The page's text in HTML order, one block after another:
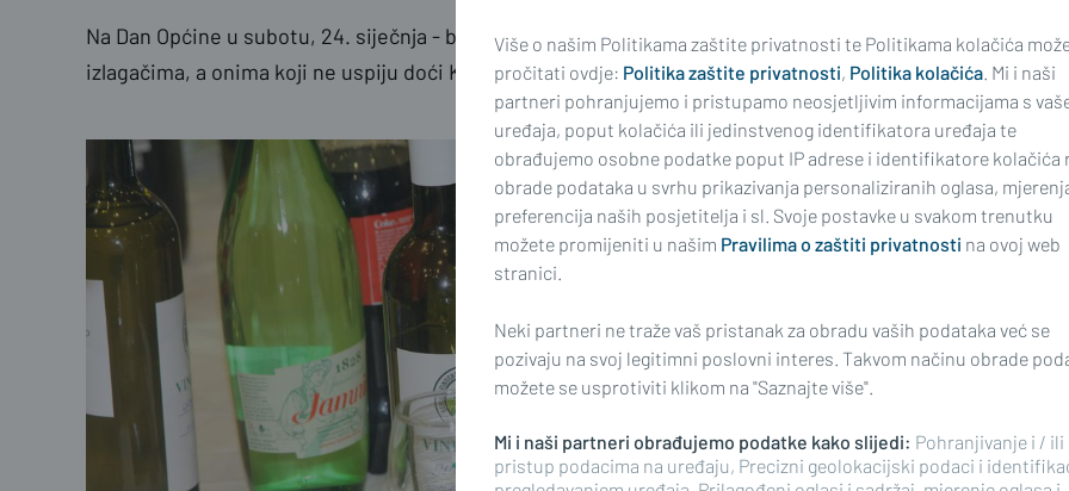
Na Dan Općine u subotu, 24. siječnja - bit će podijeljena priznanja ovogodišnjim
izlagačima, a onima koji ne uspiju doći Knežević će osobno predati nagradu.
Više o našim Politikama zaštite privatnosti te Politikama kolačića
pročitati ovdje: Politika zaštite privatnosti, Politika kolačića . Mi i naši
partneri pohranjujemo i pristupamo neosjetljivim informacijama s
uređaja, poput kolačića ili jedinstvenog identifikatora uređaja te
obrađujemo osobne podatke poput IP adrese i identifikatore kolačića
obrade podataka u svrhu prikazivanja personaliziranih oglasa,
preferencija naših posjetitelja i sl. Svoje postavke u svakom trenutku
možete promijeniti u našim Pravilima o zaštiti privatnosti na ovoj web
stranici.
Neki partneri ne traže vaš pristanak za obradu vaših podataka već se
pozivaju na svoj legitimni poslovni interes. Takvom načinu obrade
možete se usprotiviti klikom na "Saznajte više".
Mi i naši partneri obrađujemo podatke kako slijedi: Pohranjivanje i / ili
pristup podacima na uređaju, Precizni geolokacijski podaci i